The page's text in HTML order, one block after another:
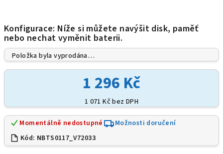
Konfigurace: Níže si můžete navýšit disk, paměť
nebo nechat vyměnit baterii.
Položka byla vyprodána…
1 296 Kč
1 071 Kč bez DPH
Momentálně nedostupné
Možnosti doručení
Kód: NBTS0117_V72033